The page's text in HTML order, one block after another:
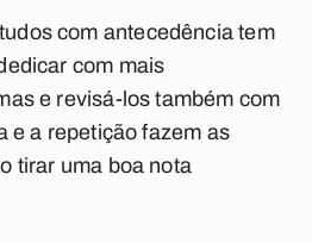
com antecedência tem
com mais
e revisá-los também com
e a repetição fazem as
tirar uma boa nota